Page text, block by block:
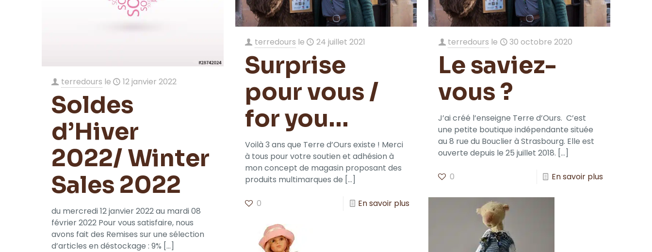
terredours le 12 janvier 2022
Soldes
d’Hiver
2022/ Winter
Sales 2022
du mercredi 12 janvier 2022 au mardi 08
février 2022 Pour vous satisfaire, nous
avons fait des Remises sur une sélection
d’articles en déstockage : 9% […]
terredours le 24 juillet 2021
Surprise
pour vous /
for you…
Voilà 3 ans que Terre d’Ours existe ! Merci
à tous pour votre soutien et adhésion à
mon concept de magasin proposant des
produits multimarques de […]
0 En savoir plus
terredours le 30 octobre 2020
Le saviez-
vous ?
J’ai créé l’enseigne Terre d’Ours. C’est
une petite boutique indépendante située
au 8 rue du Bouclier à Strasbourg. Elle est
ouverte depuis le 25 juillet 2018. […]
0 En savoir plus